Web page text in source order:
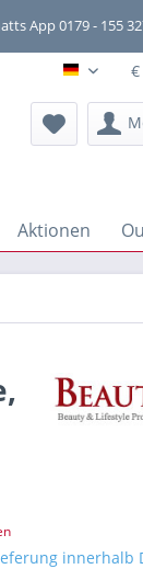
App 0179 - 155
Aktionen
innerhalb